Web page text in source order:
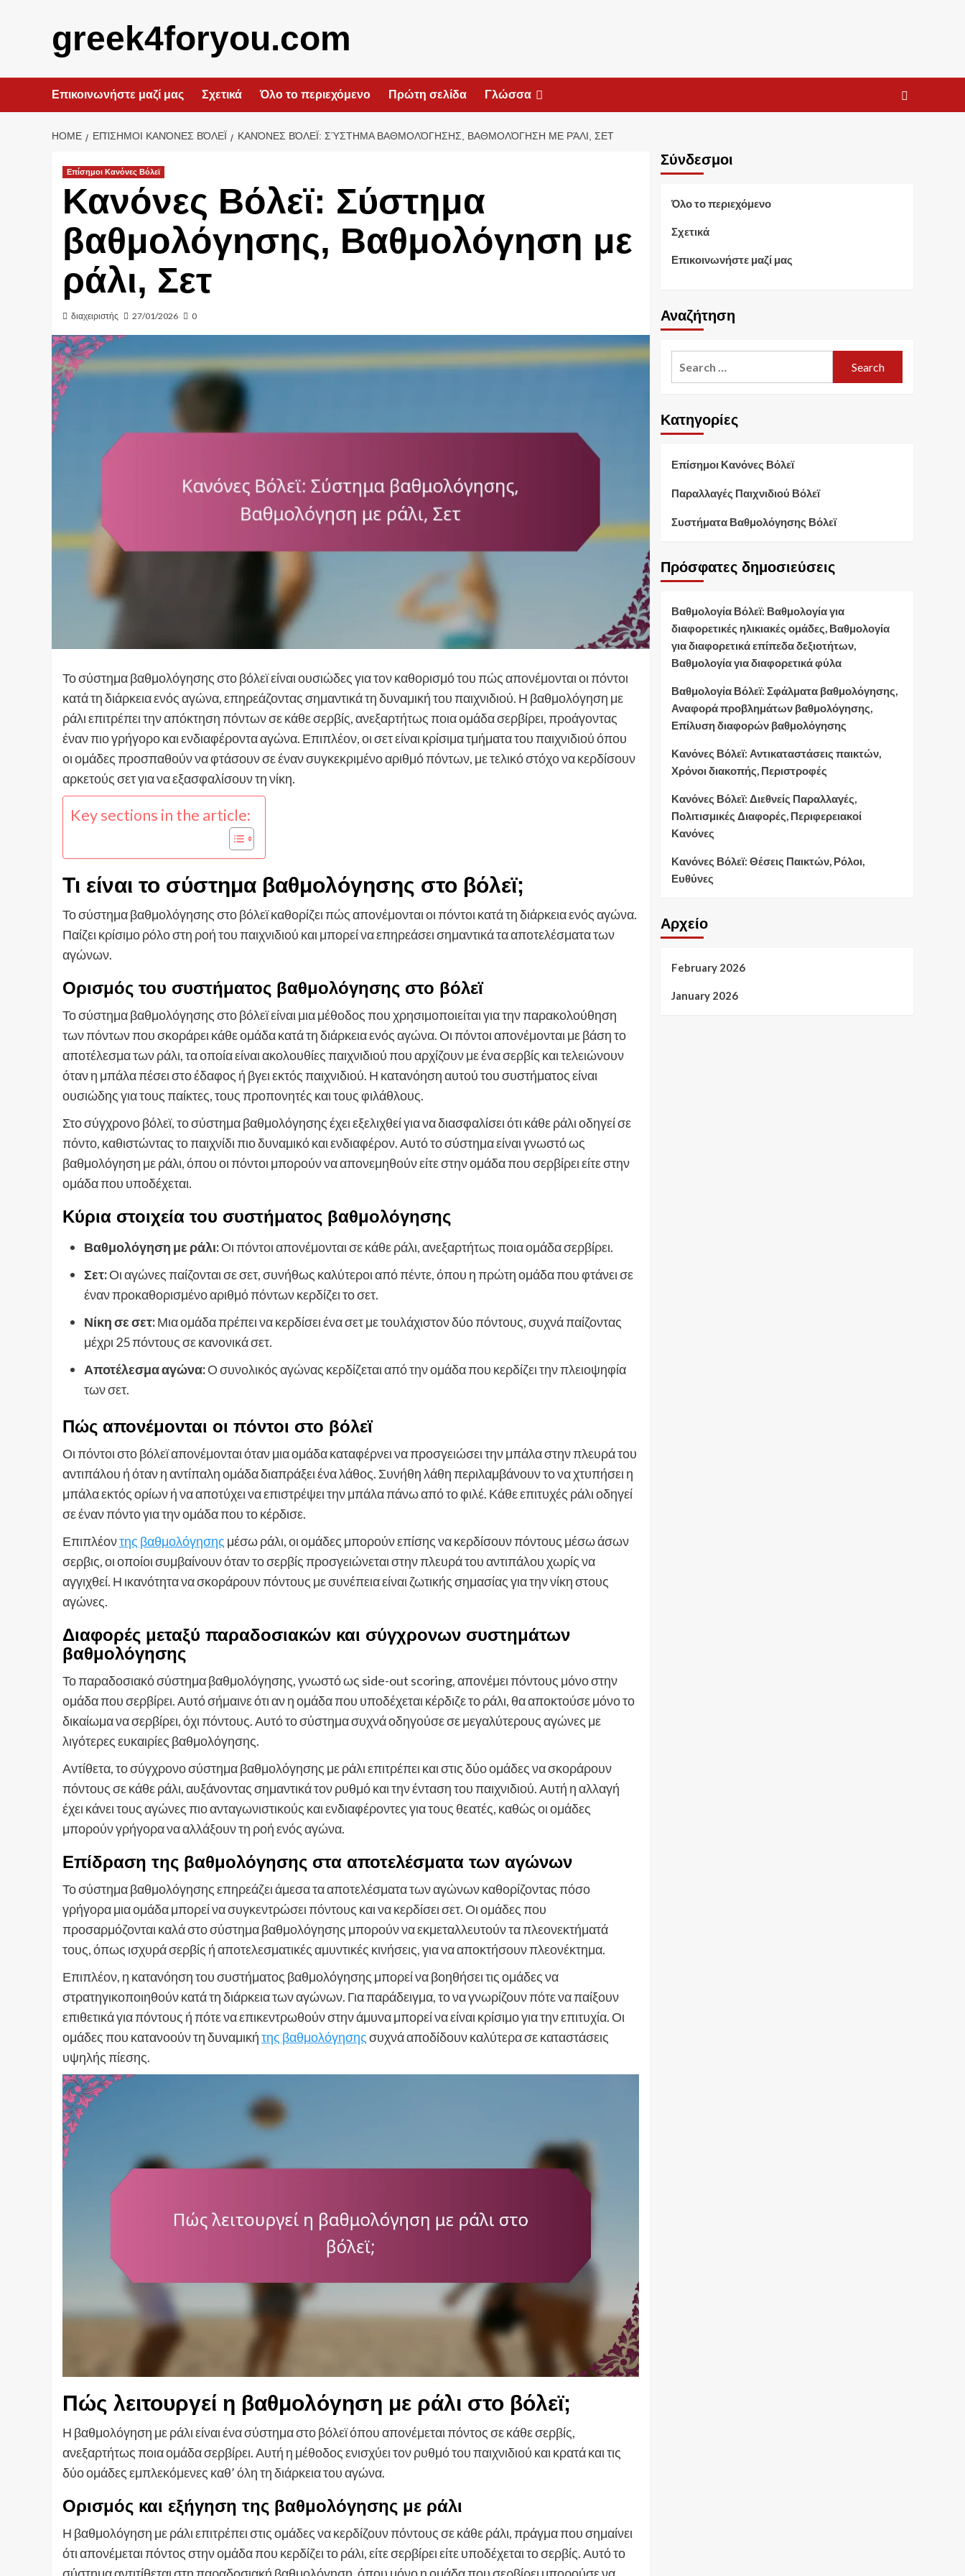
greek4foryou.com
Επικοινωνήστε μαζί μας Σχετικά Όλο το περιεχόμενο Πρώτη σελίδα Γλώσσα
HOME ΕΠΊΣΗΜΟΙ ΚΑΝΌΝΕΣ ΒΌΛΕΪ ΚΑΝΌΝΕΣ ΒΌΛΕΪ: ΣΎΣΤΗΜΑ ΒΑΘΜΟΛΌΓΗΣΗΣ, ΒΑΘΜΟΛΌΓΗΣΗ ΜΕ ΡΆΛΙ, ΣΕΤ
Επίσημοι Κανόνες Βόλεϊ
Κανόνες Βόλεϊ: Σύστημα
βαθμολόγησης, Βαθμολόγηση με
ράλι, Σετ
διαχειριστής 27/01/2026 0
Το σύστημα βαθμολόγησης στο βόλεϊ είναι ουσιώδες για τον καθορισμό του πώς απονέμονται οι πόντοι
κατά τη διάρκεια ενός αγώνα, επηρεάζοντας σημαντικά τη δυναμική του παιχνιδιού. Η βαθμολόγηση με
ράλι επιτρέπει την απόκτηση πόντων σε κάθε σερβίς, ανεξαρτήτως ποια ομάδα σερβίρει, προάγοντας
έναν πιο γρήγορο και ενδιαφέροντα αγώνα. Επιπλέον, οι σετ είναι κρίσιμα τμήματα του παιχνιδιού όπου
οι ομάδες προσπαθούν να φτάσουν σε έναν συγκεκριμένο αριθμό πόντων, με τελικό στόχο να κερδίσουν
αρκετούς σετ για να εξασφαλίσουν τη νίκη.
Key sections in the article:
Τι είναι το σύστημα βαθμολόγησης στο βόλεϊ;
Το σύστημα βαθμολόγησης στο βόλεϊ καθορίζει πώς απονέμονται οι πόντοι κατά τη διάρκεια ενός αγώνα.
Παίζει κρίσιμο ρόλο στη ροή του παιχνιδιού και μπορεί να επηρεάσει σημαντικά τα αποτελέσματα των
αγώνων.
Ορισμός του συστήματος βαθμολόγησης στο βόλεϊ
Το σύστημα βαθμολόγησης στο βόλεϊ είναι μια μέθοδος που χρησιμοποιείται για την παρακολούθηση
των πόντων που σκοράρει κάθε ομάδα κατά τη διάρκεια ενός αγώνα. Οι πόντοι απονέμονται με βάση το
αποτέλεσμα των ράλι, τα οποία είναι ακολουθίες παιχνιδιού που αρχίζουν με ένα σερβίς και τελειώνουν
όταν η μπάλα πέσει στο έδαφος ή βγει εκτός παιχνιδιού. Η κατανόηση αυτού του συστήματος είναι
ουσιώδης για τους παίκτες, τους προπονητές και τους φιλάθλους.
Στο σύγχρονο βόλεϊ, το σύστημα βαθμολόγησης έχει εξελιχθεί για να διασφαλίσει ότι κάθε ράλι οδηγεί σε
πόντο, καθιστώντας το παιχνίδι πιο δυναμικό και ενδιαφέρον. Αυτό το σύστημα είναι γνωστό ως
βαθμολόγηση με ράλι, όπου οι πόντοι μπορούν να απονεμηθούν είτε στην ομάδα που σερβίρει είτε στην
ομάδα που υποδέχεται.
Κύρια στοιχεία του συστήματος βαθμολόγησης
Βαθμολόγηση με ράλι:Οι πόντοι απονέμονται σε κάθε ράλι, ανεξαρτήτως ποια ομάδα σερβίρει.
Σετ:Οι αγώνες παίζονται σε σετ, συνήθως καλύτεροι από πέντε, όπου η πρώτη ομάδα που φτάνει σε
έναν προκαθορισμένο αριθμό πόντων κερδίζει το σετ.
Νίκη σε σετ:Μια ομάδα πρέπει να κερδίσει ένα σετ με τουλάχιστον δύο πόντους, συχνά παίζοντας
μέχρι 25 πόντους σε κανονικά σετ.
Αποτέλεσμα αγώνα:Ο συνολικός αγώνας κερδίζεται από την ομάδα που κερδίζει την πλειοψηφία
των σετ.
Πώς απονέμονται οι πόντοι στο βόλεϊ
Οι πόντοι στο βόλεϊ απονέμονται όταν μια ομάδα καταφέρνει να προσγειώσει την μπάλα στην πλευρά του
αντιπάλου ή όταν η αντίπαλη ομάδα διαπράξει ένα λάθος. Συνήθη λάθη περιλαμβάνουν το να χτυπήσει η
μπάλα εκτός ορίων ή να αποτύχει να επιστρέψει την μπάλα πάνω από το φιλέ. Κάθε επιτυχές ράλι οδηγεί
σε έναν πόντο για την ομάδα που το κέρδισε.
Επιπλέοντης βαθμολόγησης μέσω ράλι, οι ομάδες μπορούν επίσης να κερδίσουν πόντους μέσω άσων
σερβις, οι οποίοι συμβαίνουν όταν το σερβίς προσγειώνεται στην πλευρά του αντιπάλου χωρίς να
αγγιχθεί. Η ικανότητα να σκοράρουν πόντους με συνέπεια είναι ζωτικής σημασίας για την νίκη στους
αγώνες.
Διαφορές μεταξύ παραδοσιακών και σύγχρονων συστημάτων
βαθμολόγησης
Το παραδοσιακό σύστημα βαθμολόγησης, γνωστό ως side-out scoring, απονέμει πόντους μόνο στην
ομάδα που σερβίρει. Αυτό σήμαινε ότι αν η ομάδα που υποδέχεται κέρδιζε το ράλι, θα αποκτούσε μόνο το
δικαίωμα να σερβίρει, όχι πόντους. Αυτό το σύστημα συχνά οδηγούσε σε μεγαλύτερους αγώνες με
λιγότερες ευκαιρίες βαθμολόγησης.
Αντίθετα, το σύγχρονο σύστημα βαθμολόγησης με ράλι επιτρέπει και στις δύο ομάδες να σκοράρουν
πόντους σε κάθε ράλι, αυξάνοντας σημαντικά τον ρυθμό και την ένταση του παιχνιδιού. Αυτή η αλλαγή
έχει κάνει τους αγώνες πιο ανταγωνιστικούς και ενδιαφέροντες για τους θεατές, καθώς οι ομάδες
μπορούν γρήγορα να αλλάξουν τη ροή ενός αγώνα.
Επίδραση της βαθμολόγησης στα αποτελέσματα των αγώνων
Το σύστημα βαθμολόγησης επηρεάζει άμεσα τα αποτελέσματα των αγώνων καθορίζοντας πόσο
γρήγορα μια ομάδα μπορεί να συγκεντρώσει πόντους και να κερδίσει σετ. Οι ομάδες που
προσαρμόζονται καλά στο σύστημα βαθμολόγησης μπορούν να εκμεταλλευτούν τα πλεονεκτήματά
τους, όπως ισχυρά σερβίς ή αποτελεσματικές αμυντικές κινήσεις, για να αποκτήσουν πλεονέκτημα.
Επιπλέον, η κατανόηση του συστήματος βαθμολόγησης μπορεί να βοηθήσει τις ομάδες να
στρατηγικοποιηθούν κατά τη διάρκεια των αγώνων. Για παράδειγμα, το να γνωρίζουν πότε να παίξουν
επιθετικά για πόντους ή πότε να επικεντρωθούν στην άμυνα μπορεί να είναι κρίσιμο για την επιτυχία. Οι
ομάδες που κατανοούν τη δυναμικήτης βαθμολόγησηςσυχνά αποδίδουν καλύτερα σε καταστάσεις
υψηλής πίεσης.
Πώς λειτουργεί η βαθμολόγηση με ράλι στο βόλεϊ;
Η βαθμολόγηση με ράλι είναι ένα σύστημα στο βόλεϊ όπου απονέμεται πόντος σε κάθε σερβίς,
ανεξαρτήτως ποια ομάδα σερβίρει. Αυτή η μέθοδος ενισχύει τον ρυθμό του παιχνιδιού και κρατά και τις
δύο ομάδες εμπλεκόμενες καθ’ όλη τη διάρκεια του αγώνα.
Ορισμός και εξήγηση της βαθμολόγησης με ράλι
Η βαθμολόγηση με ράλι επιτρέπει στις ομάδες να κερδίζουν πόντους σε κάθε ράλι, πράγμα που σημαίνει
ότι απονέμεται πόντος στην ομάδα που κερδίζει το ράλι, είτε σερβίρει είτε υποδέχεται το σερβίς. Αυτό το
Σύνδεσμοι
Όλο το περιεχόμενο
Σχετικά
Επικοινωνήστε μαζί μας
Αναζήτηση
Κατηγορίες
Επίσημοι Κανόνες Βόλεϊ
Παραλλαγές Παιχνιδιού Βόλεϊ
Συστήματα Βαθμολόγησης Βόλεϊ
Πρόσφατες δημοσιεύσεις
Βαθμολογία Βόλεϊ: Βαθμολογία για
διαφορετικές ηλικιακές ομάδες, Βαθμολογία
για διαφορετικά επίπεδα δεξιοτήτων,
Βαθμολογία για διαφορετικά φύλα
Βαθμολογία Βόλεϊ: Σφάλματα βαθμολόγησης,
Αναφορά προβλημάτων βαθμολόγησης,
Επίλυση διαφορών βαθμολόγησης
Κανόνες Βόλεϊ: Αντικαταστάσεις παικτών,
Χρόνοι διακοπής, Περιστροφές
Κανόνες Βόλεϊ: Διεθνείς Παραλλαγές,
Πολιτισμικές Διαφορές, Περιφερειακοί
Κανόνες
Κανόνες Βόλεϊ: Θέσεις Παικτών, Ρόλοι,
Ευθύνες
Αρχείο
February 2026
January 2026